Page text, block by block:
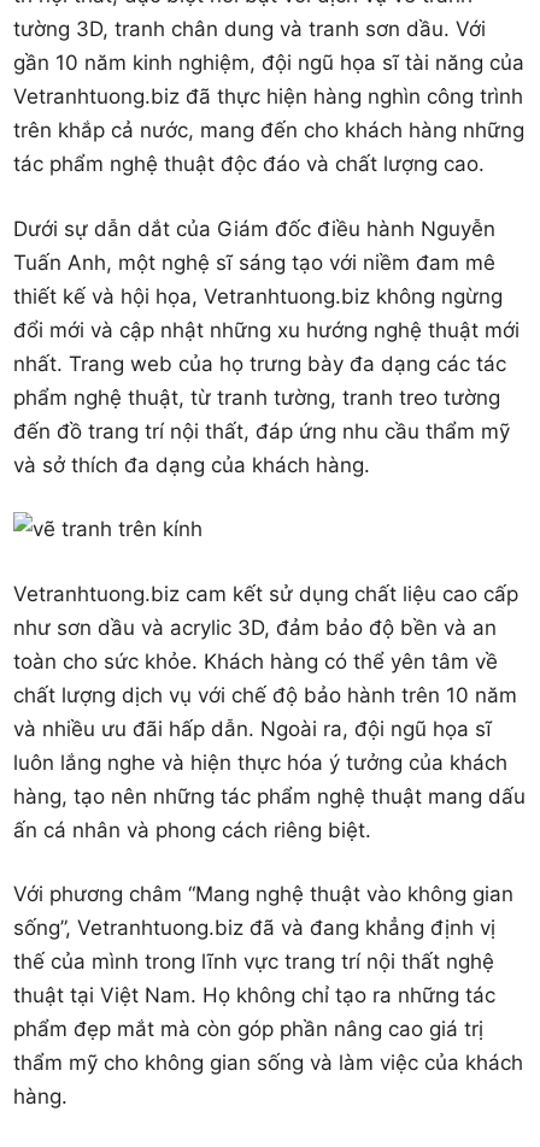
tường 3D, tranh chân dung và tranh sơn dầu. Với
gần 10 năm kinh nghiệm, đội ngũ họa sĩ tài năng của
Vetranhtuong.biz đã thực hiện hàng nghìn công trình
trên khắp cả nước, mang đến cho khách hàng những
tác phẩm nghệ thuật độc đáo và chất lượng cao.
Dưới sự dẫn dắt của Giám đốc điều hành Nguyễn
Tuấn Anh, một nghệ sĩ sáng tạo với niềm đam mê
thiết kế và hội họa, Vetranhtuong.biz không ngừng
đổi mới và cập nhật những xu hướng nghệ thuật mới
nhất. Trang web của họ trưng bày đa dạng các tác
phẩm nghệ thuật, từ tranh tường, tranh treo tường
đến đồ trang trí nội thất, đáp ứng nhu cầu thẩm mỹ
và sở thích đa dạng của khách hàng.
Vetranhtuong.biz cam kết sử dụng chất liệu cao cấp
như sơn dầu và acrylic 3D, đảm bảo độ bền và an
toàn cho sức khỏe. Khách hàng có thể yên tâm về
chất lượng dịch vụ với chế độ bảo hành trên 10 năm
và nhiều ưu đãi hấp dẫn. Ngoài ra, đội ngũ họa sĩ
luôn lắng nghe và hiện thực hóa ý tưởng của khách
hàng, tạo nên những tác phẩm nghệ thuật mang dấu
ấn cá nhân và phong cách riêng biệt.
Với phương châm “Mang nghệ thuật vào không gian
sống”, Vetranhtuong.biz đã và đang khẳng định vị
thế của mình trong lĩnh vực trang trí nội thất nghệ
thuật tại Việt Nam. Họ không chỉ tạo ra những tác
phẩm đẹp mắt mà còn góp phần nâng cao giá trị
thẩm mỹ cho không gian sống và làm việc của khách
hàng.